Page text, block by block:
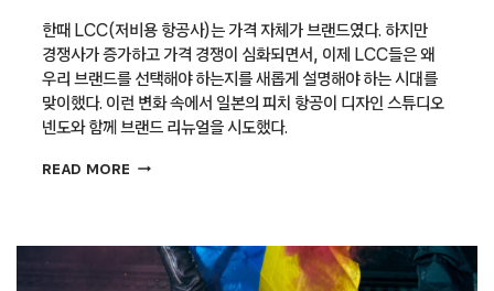
한때 LCC(저비용 항공사)는 가격 자체가 브랜드였다. 하지만
경쟁사가 증가하고 가격 경쟁이 심화되면서, 이제 LCC들은 왜
우리 브랜드를 선택해야 하는지를 새롭게 설명해야 하는 시대를
맞이했다. 이런 변화 속에서 일본의 피치 항공이 디자인 스튜디오
넨도와 함께 브랜드 리뉴얼을 시도했다.
READ MORE LCC에
리브랜딩